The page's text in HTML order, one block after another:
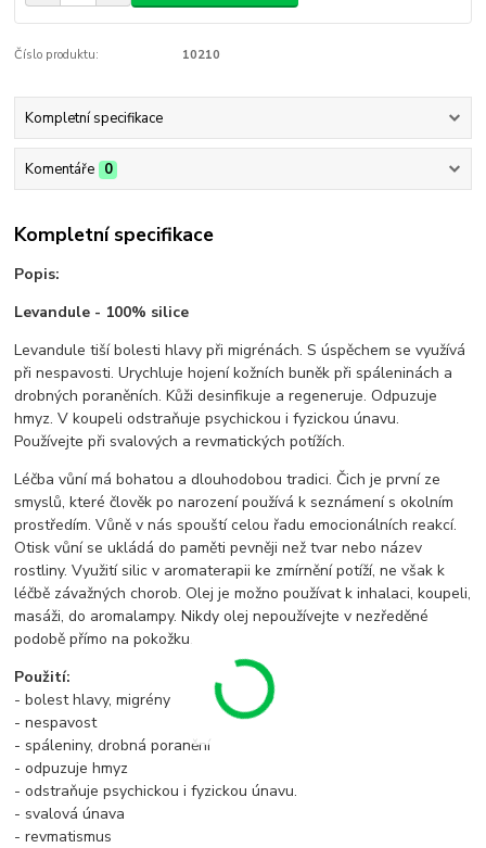
Číslo produktu: 10210
Kompletní specifikace
Komentáře 0
Kompletní specifikace
Popis:
Levandule - 100% silice
Levandule tiší bolesti hlavy při migrénách. S úspěchem se využívá
při nespavosti. Urychluje hojení kožních buněk při spáleninách a
drobných poraněních. Kůži desinfikuje a regeneruje. Odpuzuje
hmyz. V koupeli odstraňuje psychickou i fyzickou únavu.
Používejte při svalových a revmatických potížích.
Léčba vůní má bohatou a dlouhodobou tradici. Čich je první ze
smyslů, které člověk po narození používá k seznámení s okolním
prostředím. Vůně v nás spouští celou řadu emocionálních reakcí.
Otisk vůní se ukládá do paměti pevněji než tvar nebo název
rostliny. Využití silic v aromaterapii ke zmírnění potíží, ne však k
léčbě závažných chorob. Olej je možno používat k inhalaci, koupeli,
masáži, do aromalampy. Nikdy olej nepoužívejte v nezředěné
podobě přímo na pokožku.
Použití:
- bolest hlavy, migrény
- nespavost
- spáleniny, drobná poranění
- odpuzuje hmyz
- odstraňuje psychickou i fyzickou únavu.
- svalová únava
- revmatismus